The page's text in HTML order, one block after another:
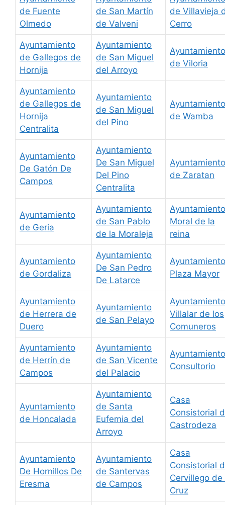
de Fuente
Olmedo
de San Martín
de Valveni
de Villavieja
Cerro
Ayuntamiento
de Gallegos de
Hornija
Ayuntamiento
de San Miguel
del Arroyo
Ayuntamiento
de Viloria
Ayuntamiento
de Gallegos de
Hornija
Centralita
Ayuntamiento
de San Miguel
del Pino
Ayuntamiento
de Wamba
Ayuntamiento
De Gatón De
Campos
Ayuntamiento
De San Miguel
Del Pino
Centralita
Ayuntamiento
de Zaratan
Ayuntamiento
de Geria
Ayuntamiento
de San Pablo
de la Moraleja
Ayuntamiento
Moral de la
reina
Ayuntamiento
de Gordaliza
Ayuntamiento
De San Pedro
De Latarce
Ayuntamiento
Plaza Mayor
Ayuntamiento
de Herrera de
Duero
Ayuntamiento
de San Pelayo
Ayuntamiento
Villalar de los
Comuneros
Ayuntamiento
de Herrín de
Campos
Ayuntamiento
de San Vicente
del Palacio
Consultorio
Ayuntamiento
de Honcalada
Ayuntamiento
de Santa
Eufemia del
Arroyo
Casa
Consistorial
Castrodeza
Ayuntamiento
De Hornillos De
Eresma
Ayuntamiento
de Santervas
de Campos
Casa
Consistorial
Cervillego de
Cruz